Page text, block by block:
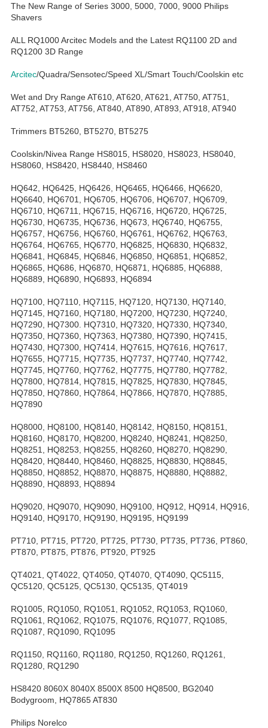
The New Range of Series 3000, 5000, 7000, 9000 Philips
Shavers
ALL RQ1000 Arcitec Models and the Latest RQ1100 2D and
RQ1200 3D Range
Arcitec/Quadra/Sensotec/Speed XL/Smart Touch/Coolskin etc
Wet and Dry Range AT610, AT620, AT621, AT750, AT751,
AT752, AT753, AT756, AT840, AT890, AT893, AT918, AT940
Trimmers BT5260, BT5270, BT5275
Coolskin/Nivea Range HS8015, HS8020, HS8023, HS8040,
HS8060, HS8420, HS8440, HS8460
HQ642, HQ6425, HQ6426, HQ6465, HQ6466, HQ6620,
HQ6640, HQ6701, HQ6705, HQ6706, HQ6707, HQ6709,
HQ6710, HQ6711, HQ6715, HQ6716, HQ6720, HQ6725,
HQ6730, HQ6735, HQ6736, HQ673, HQ6740, HQ6755,
HQ6757, HQ6756, HQ6760, HQ6761, HQ6762, HQ6763,
HQ6764, HQ6765, HQ6770, HQ6825, HQ6830, HQ6832,
HQ6841, HQ6845, HQ6846, HQ6850, HQ6851, HQ6852,
HQ6865, HQ686, HQ6870, HQ6871, HQ6885, HQ6888,
HQ6889, HQ6890, HQ6893, HQ6894
HQ7100, HQ7110, HQ7115, HQ7120, HQ7130, HQ7140,
HQ7145, HQ7160, HQ7180, HQ7200, HQ7230, HQ7240,
HQ7290, HQ7300. HQ7310, HQ7320, HQ7330, HQ7340,
HQ7350, HQ7360, HQ7363, HQ7380, HQ7390, HQ7415,
HQ7430, HQ7300, HQ7414, HQ7615, HQ7616, HQ7617,
HQ7655, HQ7715, HQ7735, HQ7737, HQ7740, HQ7742,
HQ7745, HQ7760, HQ7762, HQ7775, HQ7780, HQ7782,
HQ7800, HQ7814, HQ7815, HQ7825, HQ7830, HQ7845,
HQ7850, HQ7860, HQ7864, HQ7866, HQ7870, HQ7885,
HQ7890
HQ8000, HQ8100, HQ8140, HQ8142, HQ8150, HQ8151,
HQ8160, HQ8170, HQ8200, HQ8240, HQ8241, HQ8250,
HQ8251, HQ8253, HQ8255, HQ8260, HQ8270, HQ8290,
HQ8420, HQ8440, HQ8460, HQ8825, HQ8830, HQ8845,
HQ8850, HQ8852, HQ8870, HQ8875, HQ8880, HQ8882,
HQ8890, HQ8893, HQ8894
HQ9020, HQ9070, HQ9090, HQ9100, HQ912, HQ914, HQ916,
HQ9140, HQ9170, HQ9190, HQ9195, HQ9199
PT710, PT715, PT720, PT725, PT730, PT735, PT736, PT860,
PT870, PT875, PT876, PT920, PT925
QT4021, QT4022, QT4050, QT4070, QT4090, QC5115,
QC5120, QC5125, QC5130, QC5135, QT4019
RQ1005, RQ1050, RQ1051, RQ1052, RQ1053, RQ1060,
RQ1061, RQ1062, RQ1075, RQ1076, RQ1077, RQ1085,
RQ1087, RQ1090, RQ1095
RQ1150, RQ1160, RQ1180, RQ1250, RQ1260, RQ1261,
RQ1280, RQ1290
HS8420 8060X 8040X 8500X 8500 HQ8500, BG2040
Bodygroom, HQ7865 AT830
Philips Norelco